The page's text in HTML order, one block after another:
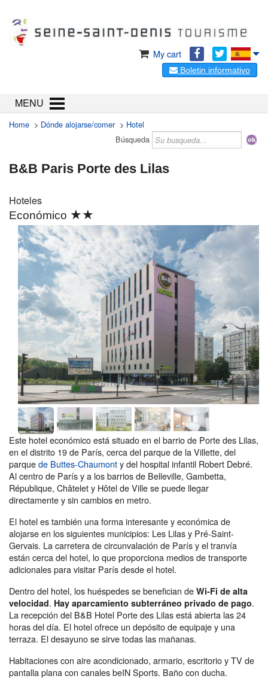
My cart
Boletin informativo
MENU
Home > Dónde alojarse/comer> Hotel
Búsqueda
B&B Paris Porte des Lilas
Hoteles
Económico ★★
Este hotel económico está situado en el barrio de Porte des Lilas,
en el distrito 19 de París, cerca del parque de la Villette, del
parquede Buttes-Chaumonty del hospital infantil Robert Debré.
Al centro de París y a los barrios de Belleville, Gambetta,
République, Châtelet y Hôtel de Ville se puede llegar
directamente y sin cambios en metro.
El hotel es también una forma interesante y económica de
alojarse en los siguientes municipios: Les Lilas y Pré-Saint-
Gervais. La carretera de circunvalación de París y el tranvía
están cerca del hotel, lo que proporciona medios de transporte
adicionales para visitar París desde el hotel.
Dentro del hotel, los huéspedes se benefician de Wi-Fi de alta
velocidad. Hay aparcamiento subterráneo privado de pago.
La recepción del B&B Hotel Porte des Lilas está abierta las 24
horas del día. El hotel ofrece un depósito de equipaje y una
terraza. El desayuno se sirve todas las mañanas.
Habitaciones con aire acondicionado, armario, escritorio y TV de
pantalla plana con canales beIN Sports. Baño con ducha.